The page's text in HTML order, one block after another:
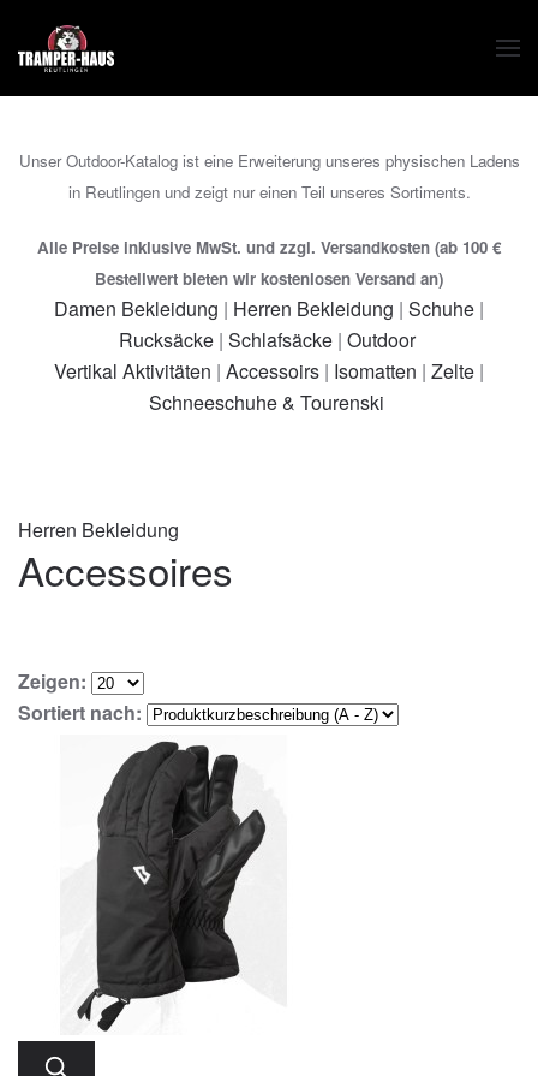
Zum Hauptinhalt springen
Unser Outdoor-Katalog ist eine Erweiterung unseres physischen Ladens
in Reutlingen und zeigt nur einen Teil unseres Sortiments.
Alle Preise inklusive MwSt. und zzgl. Versandkosten (ab 100 €
Bestellwert bieten wir kostenlosen Versand an)
Damen Bekleidung | Herren Bekleidung | Schuhe |
Rucksäcke| Schlafsäcke| Outdoor
Vertikal Aktivitäten | Accessoirs | Isomatten | Zelte |
Schneeschuhe & Tourenski
Herren Bekleidung
Accessoires
Zeigen:
Sortiert nach: